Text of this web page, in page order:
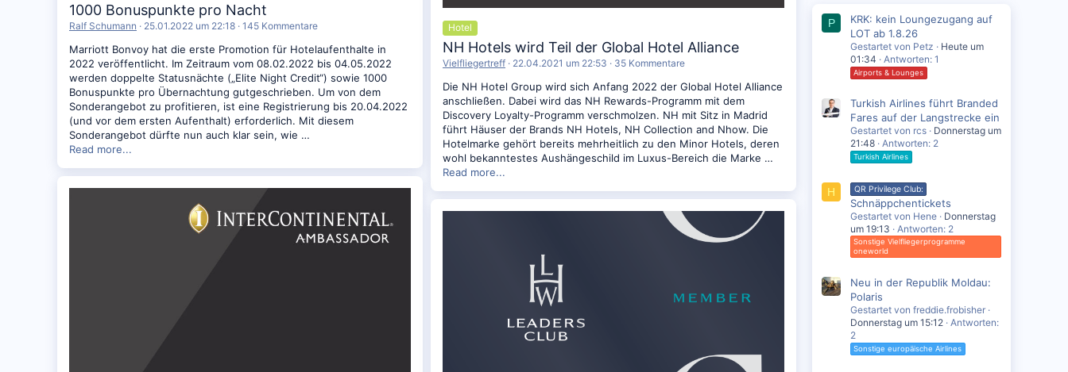
1000 Bonuspunkte pro Nacht
Ralf Schumann 25.01.2022 um 22:18 145 Kommentare
Marriott Bonvoy hat die erste Promotion für Hotelaufenthalte in
2022 veröffentlicht. Im Zeitraum vom 08.02.2022 bis 04.05.2022
werden doppelte Statusnächte („Elite Night Credit“) sowie 1000
Bonuspunkte pro Übernachtung gutgeschrieben. Um von dem
Sonderangebot zu profitieren, ist eine Registrierung bis 20.04.2022
(und vor dem ersten Aufenthalt) erforderlich. Mit diesem
Sonderangebot dürfte nun auch klar sein, wie …
Read more...
Hotel
NH Hotels wird Teil der Global Hotel Alliance
Vielfliegertreff 22.04.2021 um 22:53 35 Kommentare
Die NH Hotel Group wird sich Anfang 2022 der Global Hotel Alliance
anschließen. Dabei wird das NH Rewards-Programm mit dem
Discovery Loyalty-Programm verschmolzen. NH mit Sitz in Madrid
führt Häuser der Brands NH Hotels, NH Collection and Nhow. Die
Hotelmarke gehört bereits mehrheitlich zu den Minor Hotels, deren
wohl bekanntestes Aushängeschild im Luxus-Bereich die Marke …
Read more...
P
KRK: kein Loungezugang auf
LOT ab 1.8.26
Gestartet von Petz
Heute um
01:34
Antworten: 1
Airports & Lounges
Turkish Airlines führt Branded
Fares auf der Langstrecke ein
Gestartet von rcs
Donnerstag um
21:48 Antworten: 2
Turkish Airlines
H QR Privilege Club:
Schnäppchentickets
Gestartet von Hene
Donnerstag
um 19:13
Antworten: 2
Sonstige Vielfliegerprogramme
oneworld
Neu in der Republik Moldau:
Polaris
Gestartet von freddie.frobisher
Donnerstag um 15:12 Antworten:
2
Sonstige europäische Airlines